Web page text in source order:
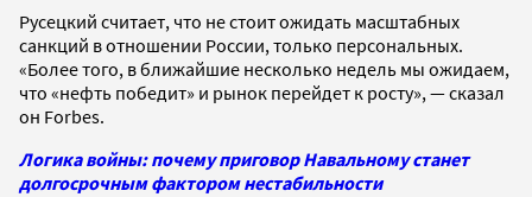
Русецкий считает, что не стоит ожидать масштабных
санкций в отношении России, только персональных.
«Более того, в ближайшие несколько недель мы ожидаем,
что «нефть победит» и рынок перейдет к росту», — сказал
он Forbes.
Логика войны: почему приговор Навальному станет
долгосрочным фактором нестабильности